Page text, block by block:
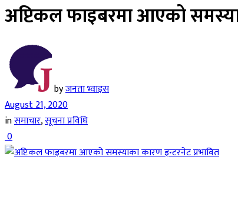
अप्टिकल फाइबरमा आएको
byजनता भ्वाइस
August 21, 2020
inसमाचार,सूचना प्रविधि
0